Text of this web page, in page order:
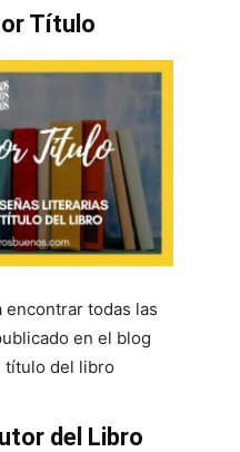
Título
encontrar todas las
en el blog
título del libro
del Libro